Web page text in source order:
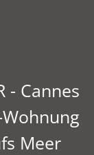
- Cannes
Meer